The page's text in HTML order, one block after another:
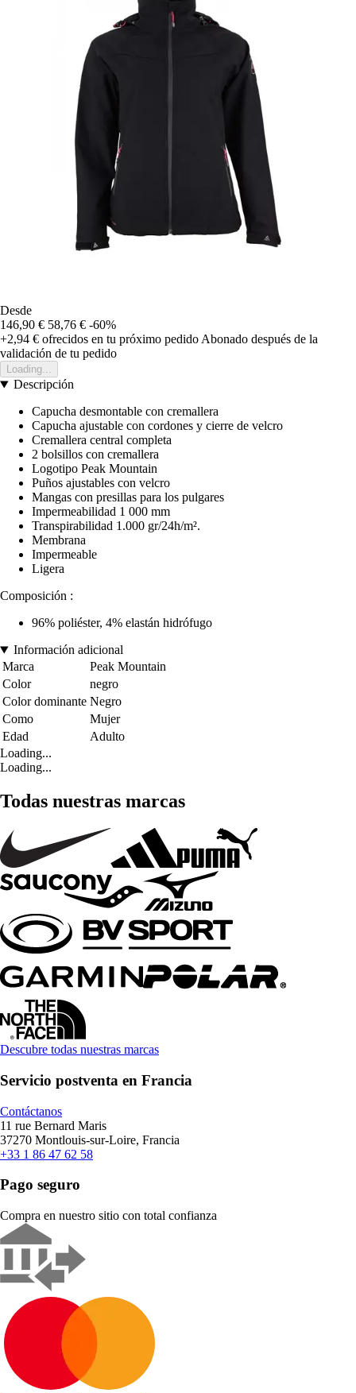
Desde
146,90 € 58,76 € -60%
+2,94 € ofrecidos en tu próximo pedido Abonado después de la
validación de tu pedido
Loading...
Descripción
Capucha desmontable con cremallera
Capucha ajustable con cordones y cierre de velcro
Cremallera central completa
2 bolsillos con cremallera
Logotipo Peak Mountain
Puños ajustables con velcro
Mangas con presillas para los pulgares
Impermeabilidad 1 000 mm
Transpirabilidad 1.000 gr/24h/m².
Membrana
Impermeable
Ligera
Composición :
96% poliéster, 4% elastán hidrófugo
Información adicional
Marca
Peak Mountain
Color
negro
Color dominante Negro
Como
Mujer
Edad
Adulto
Loading...
Loading...
Todas nuestras marcas
Descubre todas nuestras marcas
Servicio postventa en Francia
Contáctanos
11 rue Bernard Maris
37270 Montlouis-sur-Loire, Francia
+33 1 86 47 62 58
Pago seguro
Compra en nuestro sitio con total confianza